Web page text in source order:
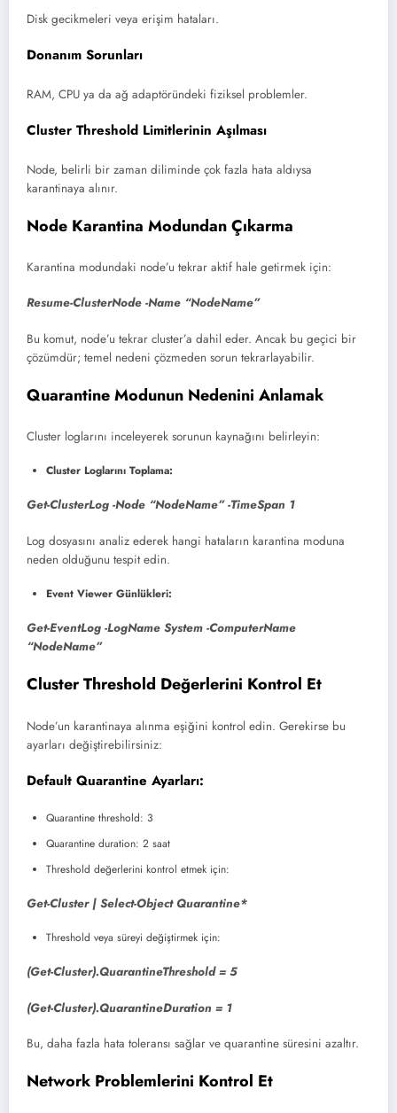
Disk gecikmeleri veya erişim hataları.
Donanım Sorunları
RAM, CPU ya da ağ adaptöründeki fiziksel problemler.
Cluster Threshold Limitlerinin Aşılması
Node, belirli bir zaman diliminde çok fazla hata aldıysa
karantinaya alınır.
Node Karantina Modundan Çıkarma
Karantina modundaki node’u tekrar aktif hale getirmek için:
Resume-ClusterNode -Name “NodeName”
Bu komut, node’u tekrar cluster’a dahil eder. Ancak bu geçici bir
çözümdür; temel nedeni çözmeden sorun tekrarlayabilir.
Quarantine Modunun Nedenini Anlamak
Cluster loglarını inceleyerek sorunun kaynağını belirleyin:
Cluster Loglarını Toplama:
Get-ClusterLog -Node “NodeName” -TimeSpan 1
Log dosyasını analiz ederek hangi hataların karantina moduna
neden olduğunu tespit edin.
Event Viewer Günlükleri:
Get-EventLog -LogName System -ComputerName
“NodeName”
Cluster Threshold Değerlerini Kontrol Et
Node’un karantinaya alınma eşiğini kontrol edin. Gerekirse bu
ayarları değiştirebilirsiniz:
Default Quarantine Ayarları:
Quarantine threshold: 3
Quarantine duration: 2 saat
Threshold değerlerini kontrol etmek için:
Get-Cluster | Select-Object Quarantine*
Threshold veya süreyi değiştirmek için:
(Get-Cluster).QuarantineThreshold = 5
(Get-Cluster).QuarantineDuration = 1
Bu, daha fazla hata toleransı sağlar ve quarantine süresini azaltır.
Network Problemlerini Kontrol Et